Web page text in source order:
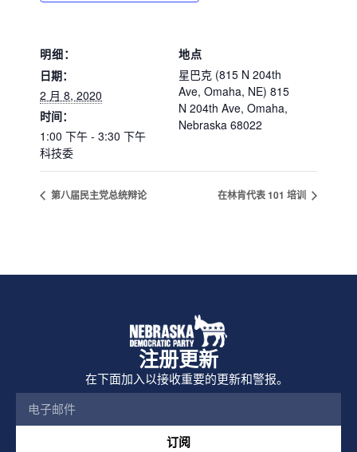
明细：
日期：
2 月 8, 2020
时间：
1:00 下午 - 3:30 下午
科技委
地点
星巴克 (815 N 204th
Ave, Omaha, NE) 815
N 204th Ave, Omaha,
Nebraska 68022
第八届民主党总统辩论 在林肯代表 101 培训
注册更新
在下面加入以接收重要的更新和警报。
订阅